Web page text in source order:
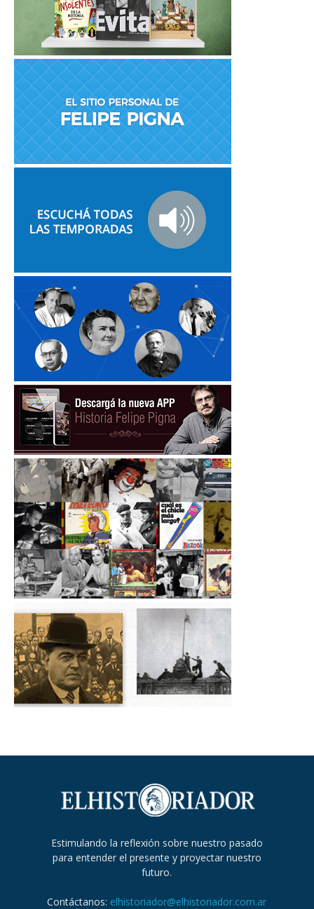
Estimulando la reflexión sobre nuestro pasado
para entender el presente y proyectar nuestro
futuro.
Contáctanos: elhistoriador@elhistoriador.com.ar